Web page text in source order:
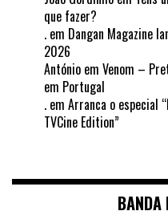
que fazer?
. em Dangan Magazine
2026
António em Venom –
em Portugal
. em Arranca o especial
TVCine Edition”
BANDA